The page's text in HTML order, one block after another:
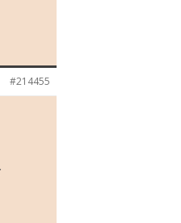
#214455